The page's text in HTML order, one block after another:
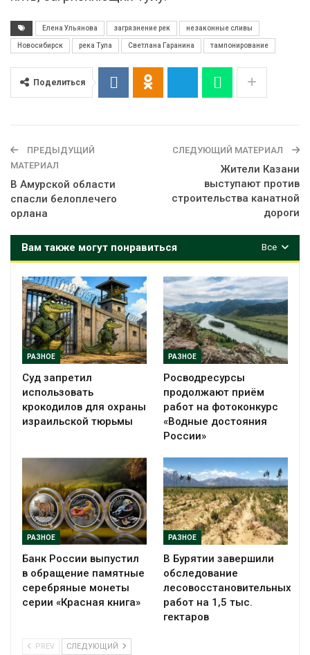
Елена Ульянова загрязнение рек незаконные сливы
Новосибирск река Тула Светлана Гаранина тампонирование
Поделиться
ПРЕДЫДУЩИЙ
МАТЕРИАЛ
В Амурской области
спасли белоплечего
орлана
СЛЕДУЮЩИЙ МАТЕРИАЛ
Жители Казани
выступают против
строительства канатной
дороги
Все
Вам также могут понравиться
РАЗНОЕ
Суд запретил
использовать
крокодилов для охраны
израильской тюрьмы
РАЗНОЕ
Росводресурсы
продолжают приём
работ на фотоконкурс
«Водные достояния
России»
РАЗНОЕ
Банк России выпустил
в обращение памятные
серебряные монеты
серии «Красная книга»
РАЗНОЕ
В Бурятии завершили
обследование
лесовосстановительных
работ на 1,5 тыс.
гектаров
PREV СЛЕДУЮЩИЙ